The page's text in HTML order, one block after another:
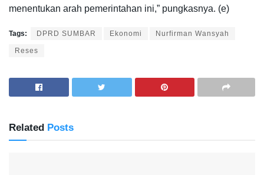
menentukan arah pemerintahan ini,” pungkasnya. (e)
Tags: DPRD SUMBAR Ekonomi Nurfirman Wansyah
Reses
Related Posts